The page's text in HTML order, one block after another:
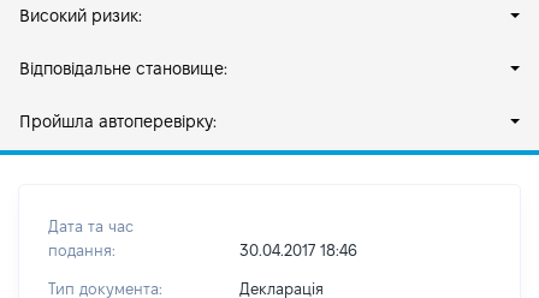
Високий ризик:
Відповідальне становище:
Пройшла автоперевірку:
Дата та час
подання:
30.04.2017 18:46
Тип документа: Декларація